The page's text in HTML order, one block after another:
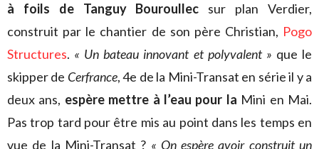
à foils de Tanguy Bouroullec sur plan Verdier,
construit par le chantier de son père Christian, Pogo
Structures. « Un bateau innovant et polyvalent » que le
skipper de Cerfrance, 4e de la Mini-Transat en série il y a
deux ans, espère mettre à l’eau pour la Mini en Mai.
Pas trop tard pour être mis au point dans les temps en
vue de la Mini-Transat ? « On espère avoir construit un